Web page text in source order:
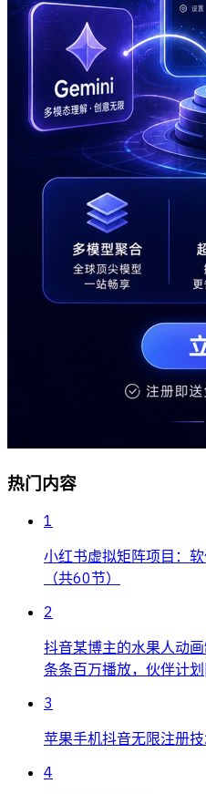
热门内容
1
小红书虚拟矩阵项目：
（共60节）
2
抖音某博主的水果人动
条条百万播放，伙伴计
3
苹果手机抖音无限注册
4